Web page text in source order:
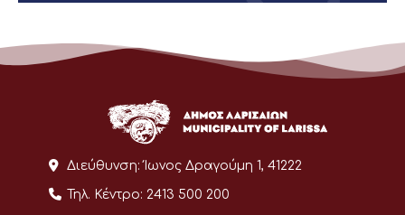
Διεύθυνση: Ίωνος Δραγούμη 1, 41222
Τηλ. Κέντρο: 2413 500 200